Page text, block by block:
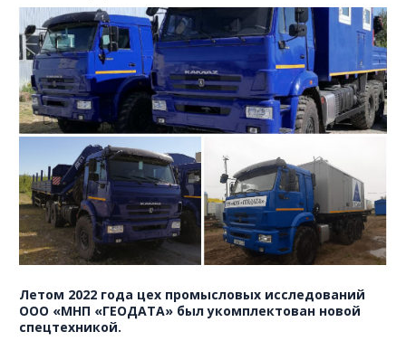
Летом 2022 года цех промысловых исследований
ООО «МНП «ГЕОДАТА» был укомплектован новой
спецтехникой.